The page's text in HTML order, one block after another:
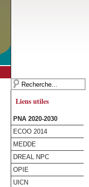
Liens utiles
PNA 2020-2030
ECOO 2014
MEDDE
DREAL NPC
OPIE
UICN